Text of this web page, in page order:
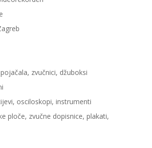
zvučnici, džuboksi
osciloskopi, instrumenti
ploče, zvučne dopisnice, plakati,